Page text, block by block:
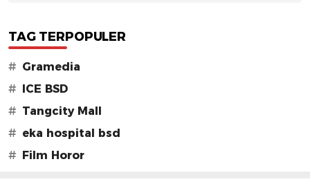
TAG TERPOPULER
# Gramedia
#
ICE BSD
# Tangcity Mall
# eka hospital bsd
#
Film Horor